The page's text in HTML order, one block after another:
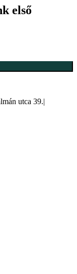
első
utca 39.|